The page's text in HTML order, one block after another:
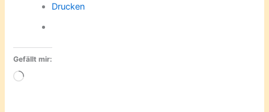
Drucken
Gefällt mir:
Wird